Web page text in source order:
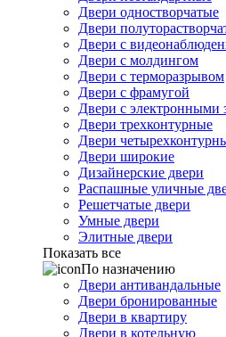
Двери одностворчатые
Двери
Двери с
Двери с молдингом
Двери с терморазрывом
Двери с фрамугой
Двери с электронными
Двери трехконтурные
Двери
Двери широкие
Дизайнерские двери
Распашные уличные
Решетчатые двери
Умные двери
Элитные двери
Показать все
По назначению
Двери антивандальные
Двери бронированные
Двери в квартиру
Двери в котельную